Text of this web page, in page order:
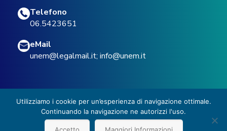
Telefono
06.5423651
eMail
unem@legalmail.it; info@unem.it
© 2022 UNEM -Privacy Policy
Utilizziamo i cookie per un’esperienza di navigazione ottimale.
Continuando la navigazione ne autorizzi l'uso.